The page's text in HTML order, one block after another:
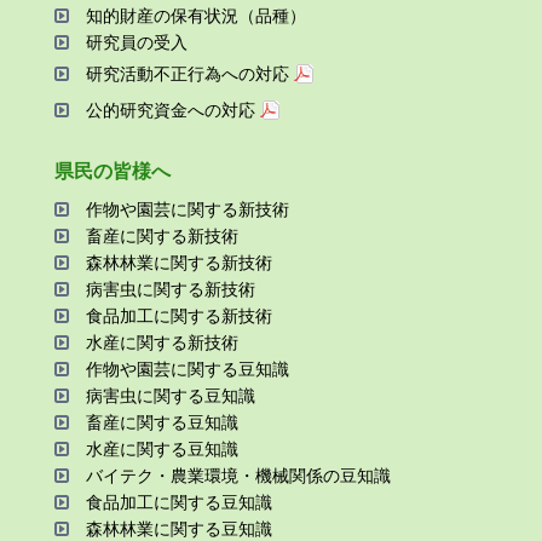
知的財産の保有状況（品種）
研究員の受⼊
研究活動不正⾏為への対応
公的研究資金への対応
県⺠の皆様へ
作物や園芸に関する新技術
畜産に関する新技術
森林林業に関する新技術
病害⾍に関する新技術
⾷品加⼯に関する新技術
⽔産に関する新技術
作物や園芸に関する⾖知識
病害⾍に関する⾖知識
畜産に関する⾖知識
⽔産に関する⾖知識
バイテク・農業環境・機械関係の⾖知識
⾷品加⼯に関する⾖知識
森林林業に関する⾖知識